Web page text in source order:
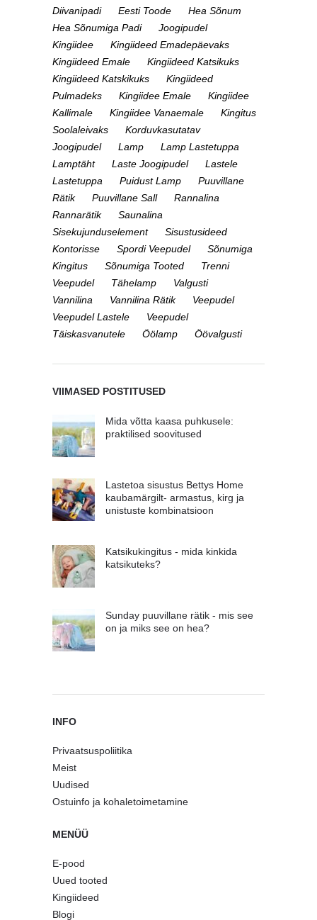
Diivanipadi
Eesti Toode
Hea Sõnum
Hea Sõnumiga Padi
Joogipudel
Kingiidee
Kingiideed Emadepäevaks
Kingiideed Emale
Kingiideed Katsikuks
Kingiideed Katskikuks
Kingiideed
Pulmadeks
Kingiidee Emale
Kingiidee
Kallimale
Kingiidee Vanaemale
Kingitus
Soolaleivaks
Korduvkasutatav
Joogipudel
Lamp
Lamp Lastetuppa
Lamptäht
Laste Joogipudel
Lastele
Lastetuppa
Puidust Lamp
Puuvillane
Rätik
Puuvillane Sall
Rannalina
Rannarätik
Saunalina
Sisekujunduselement
Sisustusideed
Kontorisse
Spordi Veepudel
Sõnumiga
Kingitus
Sõnumiga Tooted
Trenni
Veepudel
Tähelamp
Valgusti
Vannilina
Vannilina Rätik
Veepudel
Veepudel Lastele
Veepudel
Täiskasvanutele
Öölamp Öövalgusti
VIIMASED POSTITUSED
Mida võtta kaasa puhkusele:
praktilised soovitused
Lastetoa sisustus Bettys Home
kaubamärgilt- armastus, kirg ja
unistuste kombinatsioon
Katsikukingitus - mida kinkida
katsikuteks?
Sunday puuvillane rätik - mis see
on ja miks see on hea?
INFO
Privaatsuspoliitika
Meist
Uudised
Ostuinfo ja kohaletoimetamine
MENÜÜ
E-pood
Uued tooted
Kingiideed
Blogi